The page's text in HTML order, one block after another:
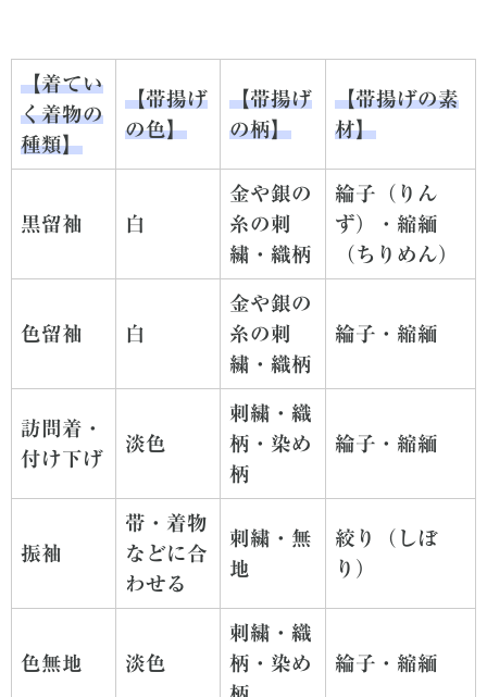
【着てい
く着物の
種類】
【帯揚げ
の色】
【帯揚げ
の柄】
【帯揚げの素
材】
黒留袖 白
金や銀の
糸の刺
繍・織柄
綸子（りん
ず）・縮緬
（ちりめん）
色留袖 白
金や銀の
糸の刺
繍・織柄
綸子・縮緬
訪問着・
付け下げ
淡色
刺繍・織
柄・染め
柄
綸子・縮緬
振袖
帯・着物
などに合
わせる
刺繍・無
地
絞り（しぼ
り）
色無地 淡色
刺繍・織
柄・染め
綸子・縮緬